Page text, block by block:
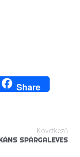
Share
Következő
SPÁRGALEVES